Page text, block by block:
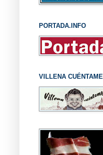
PORTADA.INFO
VILLENA CUÉNTAME